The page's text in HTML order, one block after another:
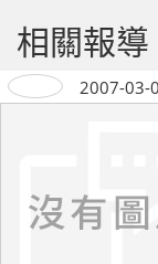
相關報導
2007-03-